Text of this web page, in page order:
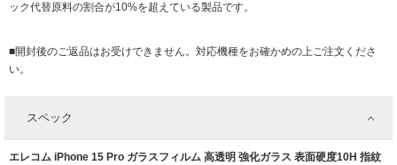
ック代替原料の割合が10%を超えている製品です。
■開封後のご返品はお受けできません。対応機種をお確かめの上ご注文くださ
い。
スペック
エレコム iPhone 15 Pro ガラスフィルム 高透明 強化ガラス 表面硬度10H 指紋